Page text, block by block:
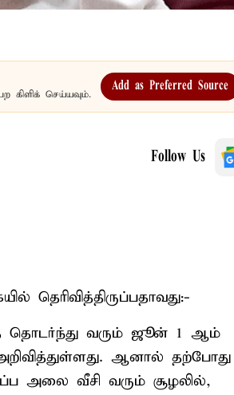
கிளிக் செய்யவும்.
Add as Preferred Source
Follow Us
தெரிவித்திருப்பதாவது:-
தொடர்ந்து வரும் ஜூன் 1 ஆம்
ஆனால் தற்போது
அலை வீசி வரும் சூழலில்,